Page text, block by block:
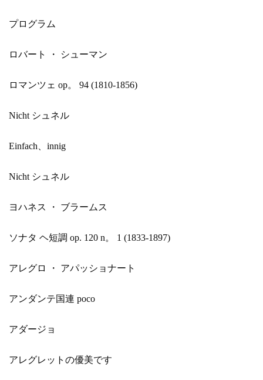
プログラム
ロバート ・ シューマン
ロマンツェ op。 94 (1810-1856)
Nicht シュネル
Einfach、innig
Nicht シュネル
ヨハネス ・ ブラームス
ソナタ ヘ短調 op. 120 n。 1 (1833-1897)
アレグロ ・ アパッショナート
アンダンテ国連 poco
アダージョ
アレグレットの優美です